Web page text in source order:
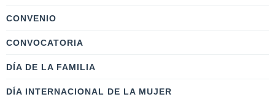
CONVENIO
CONVOCATORIA
DÍA DE LA FAMILIA
DÍA INTERNACIONAL DE LA MUJER